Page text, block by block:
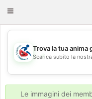
Toggle
💖
Trova la tua anima
Scarica subito la
Le immagini dei